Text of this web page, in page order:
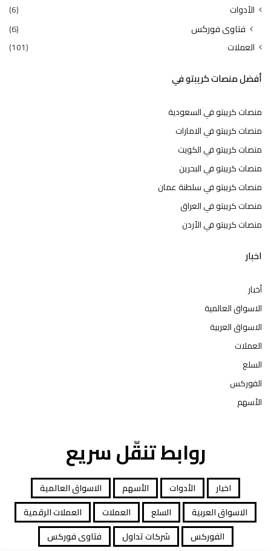
الأدوات (6)
فتاوى فوركس (6)
العملات (101)
أفضل منصات كريبتو في
منصات كريبتو في السعودية
منصات كريبتو في الامارات
منصات كريبتو في الكويت
منصات كريبتو في البحرين
منصات كريبتو في سلطنة عمان
منصات كريبتو في العراق
منصات كريبتو في الأردن
اخبار
أخبار
الاسواق العالمية
الاسواق العربية
العملات
السلع
الفوركس
الأسهم
روابط تنقّل سريع
اخبار الأدوات الأسهم
الاسواق العالمية
الاسواق العربية
السلع العملات
العملات الرقمية
الفوركس
شركات تداول فتاوى فوركس